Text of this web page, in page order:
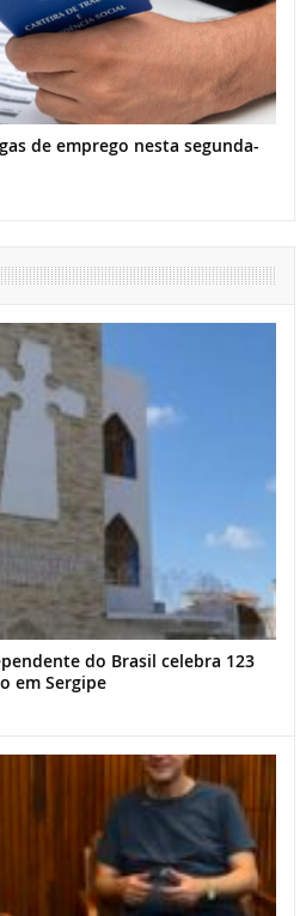
de emprego nesta segunda-
do Brasil celebra 123
em Sergipe